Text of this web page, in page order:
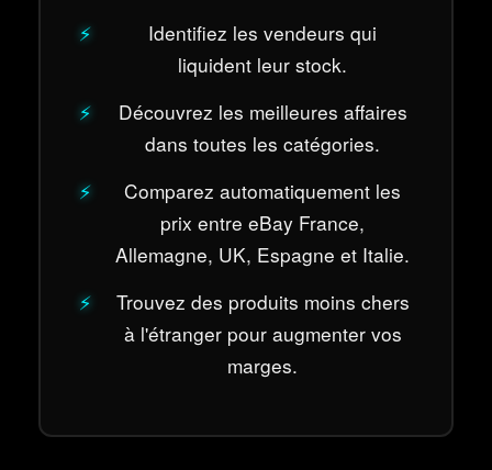
Identifiez les vendeurs qui
liquident leur stock.
Découvrez les meilleures affaires
dans toutes les catégories.
Comparez automatiquement les
prix entre eBay France,
Allemagne, UK, Espagne et Italie.
Trouvez des produits moins chers
à l'étranger pour augmenter vos
marges.